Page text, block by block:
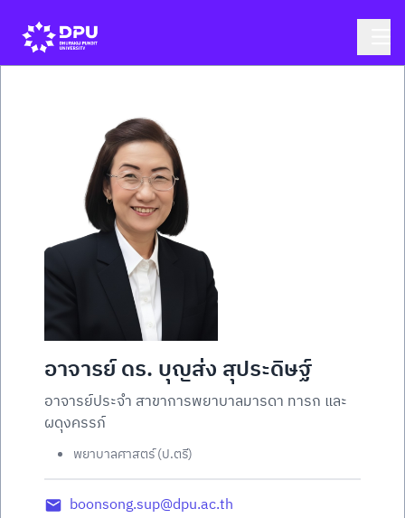
อาจารย์ ดร. บุญส่ง สุประดิษฐ์
อาจารย์ประจำ สาขาการพยาบาลมารดา ทารก และ
ผดุงครรภ์
พยาบาลศาสตร์ (ป.ตรี)
boonsong.sup@dpu.ac.th